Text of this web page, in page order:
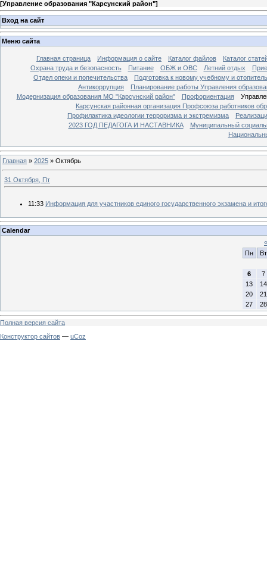
[Управление образования "Карсунский район"]
Вход на сайт
Меню сайта
Главная страница Информация о сайте Каталог файлов
Каталог
Охрана труда и безопасность
Питание ОБЖ и ОВС Летний отдых
Отдел опеки и попечительства
Подготовка к новому учебному и
Антикоррупция
Планирование работы Управления
Модернизация образования МО "Карсунский район"
Профориентация
Карсунская районная организация Профсоюза работников
Профилактика идеологии терроризма и экстремизма
2023 ГОД ПЕДАГОГА И НАСТАВНИКА
Муниципальный
Главная » 2025 » Октябрь
31 Октября, Пт
11:33 Информация для участников единого государственного экзамена и
Calendar
«
Пн
Вт
6
7
13
14
20
21
27
28
Полная версия сайта
Конструктор сайтов — uCoz